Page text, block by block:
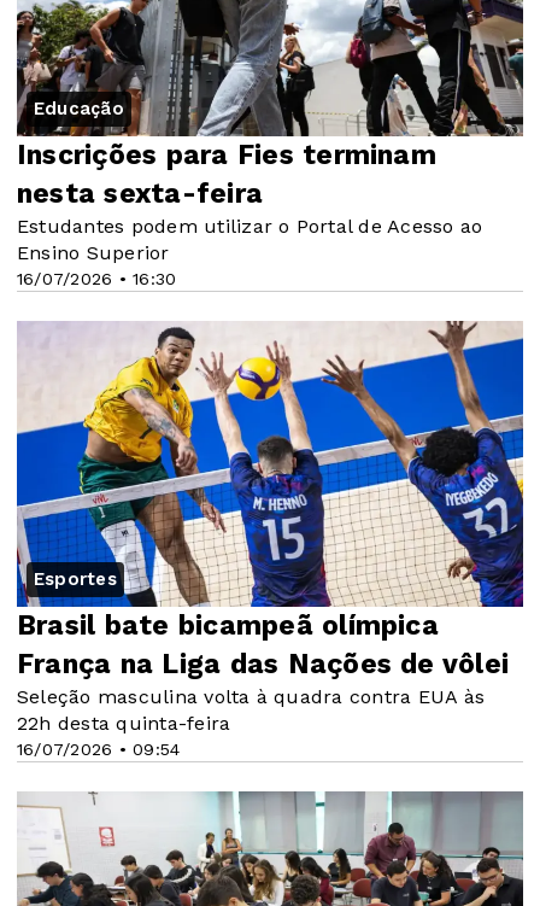
Educação
16/07/2026 • 16:30
Inscrições para Fies terminam
nesta sexta-feira
Estudantes podem utilizar o Portal de Acesso ao
Ensino Superior
Esportes
16/07/2026 • 09:54
Brasil bate bicampeã olímpica
França na Liga das Nações de vôlei
Seleção masculina volta à quadra contra EUA às
22h desta quinta-feira